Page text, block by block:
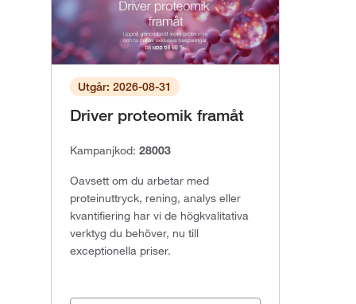
Utgår: 2026-08-31
Driver proteomik framåt
Kampanjkod: 28003
Oavsett om du arbetar med
proteinuttryck, rening, analys eller
kvantifiering har vi de högkvalitativa
verktyg du behöver, nu till
exceptionella priser.